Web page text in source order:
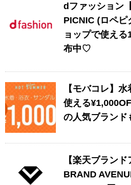
dファッション
PICNIC (ロペピ
ョップで使え
布中♡
【モバコレ】
使える
の人気ブラン
【楽天ブラン
BRAND